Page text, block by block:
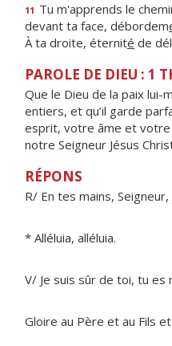
11 Tu m'apprends le
devant ta face, débordem
À ta droite, éternité de
PAROLE DE DIEU : 1
Que le Dieu de la paix
entiers, et qu’il garde
esprit, votre âme et votre
notre Seigneur Jésus
RÉPONS
R/ En tes mains,
* Alléluia, alléluia.
V/ Je suis sûr de toi, tu es
Gloire au Père et au Fils